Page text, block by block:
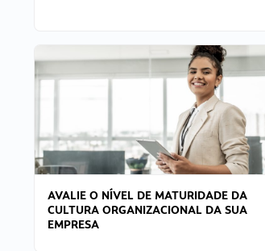
AVALIE O NÍVEL DE MATURIDADE DA
CULTURA ORGANIZACIONAL DA SUA
EMPRESA